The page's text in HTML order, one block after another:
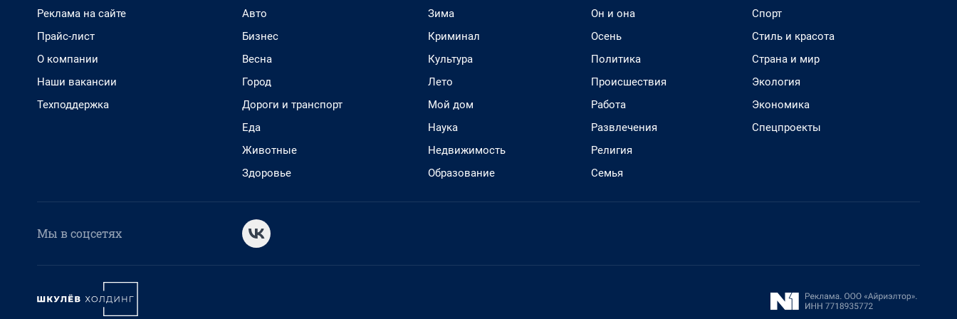
Реклама на сайте
Прайс-лист
О компании
Наши вакансии
Техподдержка
Авто
Бизнес
Весна
Город
Дороги и транспорт
Еда
Животные
Здоровье
Зима
Криминал
Культура
Лето
Мой дом
Наука
Недвижимость
Образование
Он и она
Осень
Политика
Происшествия
Работа
Развлечения
Религия
Семья
Спорт
Стиль и красота
Страна и мир
Экология
Экономика
Спецпроекты
Мы в соцсетях